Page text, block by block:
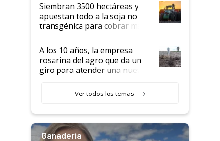
Siembran 3500 hectáreas y
apuestan todo a la soja no
transgénica para cobrar más
por tonelada: compraron un
semillero
A los 10 años, la empresa
rosarina del agro que da un
giro para atender una nueva
Ver todos los temas
Ganadería